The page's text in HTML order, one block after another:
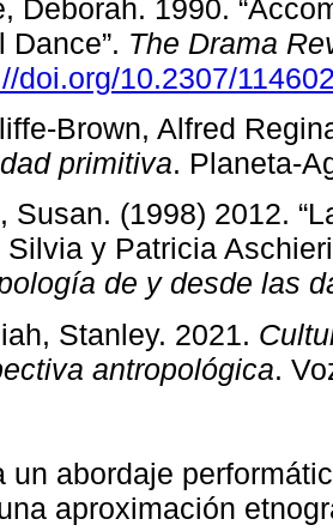
Deborah. 1990.
Dance”. The Drama
doi.org/10.2307/
Brown, Alfred
primitiva. Planeta-
Susan. (1998) 2012.
Silvia y Patricia
de y desde las
Stanley. 2021.
antropológica.
un abordaje
aproximación